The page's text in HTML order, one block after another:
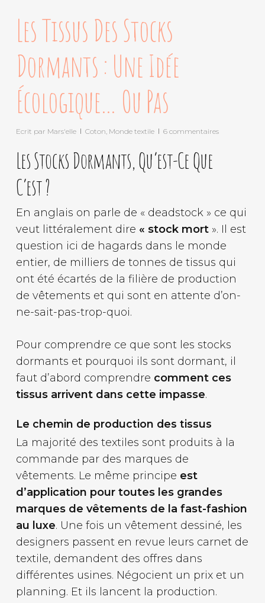
Les Tissus Des Stocks
Dormants : Une Idée
Écologique… Ou Pas
Ecrit par Mars'elle Coton, Monde textile 6 commentaires
Les Stocks Dormants, Qu’est-Ce Que
C’est ?
En anglais on parle de « deadstock » ce qui
veut littéralement dire « stock mort». Il est
question ici de hagards dans le monde
entier, de milliers de tonnes de tissus qui
ont été écartés de la filière de production
de vêtements et qui sont en attente d’on-
ne-sait-pas-trop-quoi.
Pour comprendre ce que sont les stocks
dormants et pourquoi ils sont dormant, il
faut d’abord comprendre comment ces
tissus arrivent dans cette impasse.
Le chemin de production des tissus
La majorité des textiles sont produits à la
commande par des marques de
vêtements. Le même principe est
d’application pour toutes les grandes
marques de vêtements de la fast-fashion
au luxe. Une fois un vêtement dessiné, les
designers passent en revue leurs carnet de
textile, demandent des offres dans
différentes usines. Négocient un prix et un
planning. Et ils lancent la production.